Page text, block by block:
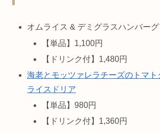
オムライス & デミグラスハンバーグ
【単品】1,100円
【ドリンク付】1,480円
海老とモッツァレラチーズのトマト
ライスドリア
【単品】980円
【ドリンク付】1,360円